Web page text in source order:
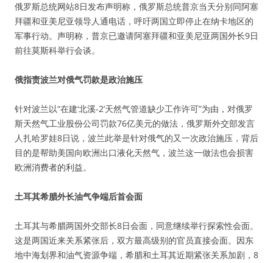
俄罗斯总统网站8日发布声明称，俄罗斯总统普京当天分别同阿塞
拜疆和亚美尼亚领导人通电话，呼吁两国立即停止在纳卡地区的
军事行动。声明称，普京已邀请阿塞拜疆和亚美尼亚两国外长9日
前往莫斯科举行会谈。
俄指责波兰对俄气罚款是政治施压
针对波兰以“在建‘北溪-2’天然气管道缺少工作许可”为由，对俄罗
斯天然气工业股份公司罚款76亿美元的做法，俄罗斯外交部发言
人扎哈罗娃8日说，波兰此举是针对俄气的又一次政治施压，背后
目的是帮助美国向欧洲出口液化天然气，波兰这一做法也会损害
欧洲消费者的利益。
土耳其希腊外长油气争端后首会面
土耳其与希腊两国外交部长8日会面，同意继续举行探索性会面。
这是两国近来关系紧张后，双方最高级别的官员直接会面。因东
地中海划界和油气资源争端，希腊和土耳其近期紧张关系加剧，8